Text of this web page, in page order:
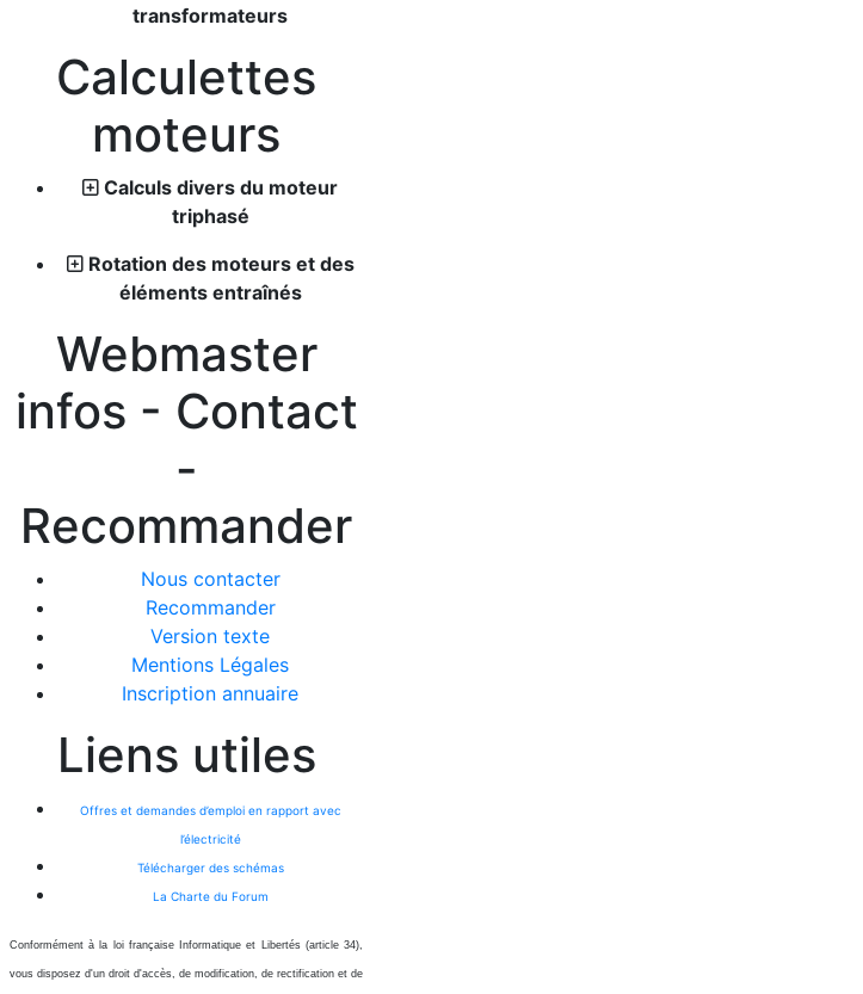
transformateurs
Calculettes
moteurs
Calculs divers du moteur
triphasé
Rotation des moteurs et des
éléments entraînés
Webmaster
infos - Contact
-
Recommander
Nous contacter
Recommander
Version texte
Mentions Légales
Inscription annuaire
Liens utiles
Offres et demandes d’emploi en rapport avec
l’électricité
Télécharger des schémas
La Charte du Forum
Conformément à la loi française Informatique et Libertés (article 34),
vous disposez d'un droit d'accès, de modification, de rectification et de